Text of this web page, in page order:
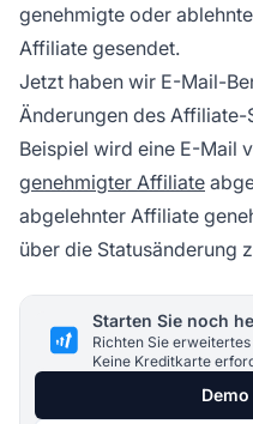
genehmigte oder
Affiliate gesendet.
Jetzt haben wir E-Mail-
Änderungen des
Beispiel wird eine E-Mail
genehmigter Affiliate
abgelehnter Affiliate
über die Statusänderung
Starten Sie noch
Richten Sie
Keine Kreditkarte